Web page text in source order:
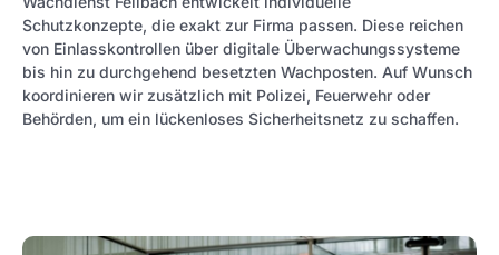
Schutzkonzepte, die exakt zur Firma passen. Diese reichen
von Einlasskontrollen über digitale Überwachungssysteme
bis hin zu durchgehend besetzten Wachposten. Auf Wunsch
koordinieren wir zusätzlich mit Polizei, Feuerwehr oder
Behörden, um ein lückenloses Sicherheitsnetz zu schaffen.